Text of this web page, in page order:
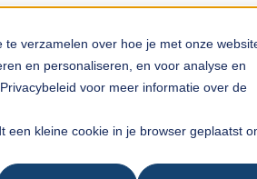
verzamelen over hoe je met onze
en personaliseren, en voor analyse en
voor meer informatie over de
een kleine cookie in je browser geplaatst